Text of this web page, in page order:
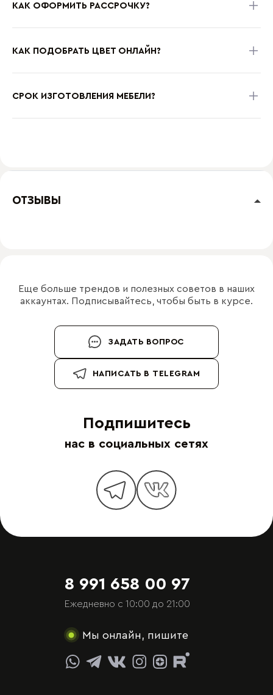
КАК ОФОРМИТЬ РАССРОЧКУ?
КАК ПОДОБРАТЬ ЦВЕТ ОНЛАЙН?
СРОК ИЗГОТОВЛЕНИЯ МЕБЕЛИ?
ОТЗЫВЫ
Еще больше трендов и полезных советов в наших
аккаунтах. Подписывайтесь, чтобы быть в курсе.
ЗАДАТЬ ВОПРОС
НАПИСАТЬ В TELEGRAM
Подпишитесь
нас в социальных сетях
8 991 658 00 97
Ежедневно с 10:00 до 21:00
Мы онлайн, пишите